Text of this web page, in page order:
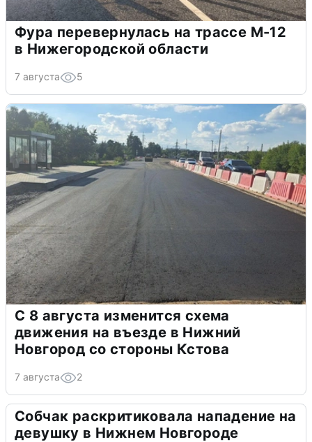
Фура перевернулась на трассе М-12
в Нижегородской области
7 августа 5
С 8 августа изменится схема
движения на въезде в Нижний
Новгород со стороны Кстова
7 августа 2
Собчак раскритиковала нападение на
девушку в Нижнем Новгороде